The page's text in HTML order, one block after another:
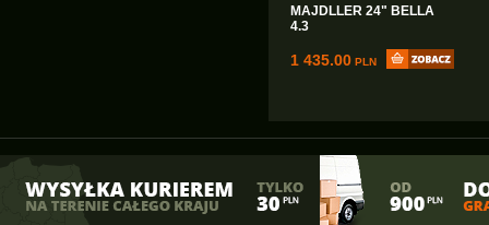
MAJDLLER 24" BELLA
4.3
1 435.00 PLN